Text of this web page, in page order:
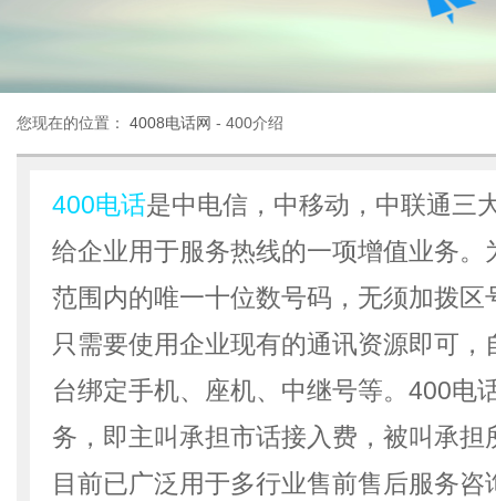
您现在的位置： 4008电话网 - 400介绍
400电话是中电信，中移动，中联通三
给企业用于服务热线的一项增值业务。
范围内的唯一十位数号码，无须加拨区
只需要使用企业现有的通讯资源即可
台绑定手机、座机、中继号等。400电
务，即主叫承担市话接入费，被叫承担
目前已广泛用于多行业售前售后服务咨